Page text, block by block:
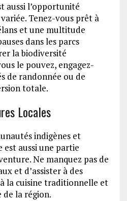
aussi l’opportunité
Tenez-vous prêt à
et une multitude
dans les parcs
la biodiversité
le pouvez, engagez-
de randonnée ou de
totale.
Locales
indigènes et
aussi une partie
Ne manquez pas de
et d’assister à des
la cuisine traditionnelle et
de la région.